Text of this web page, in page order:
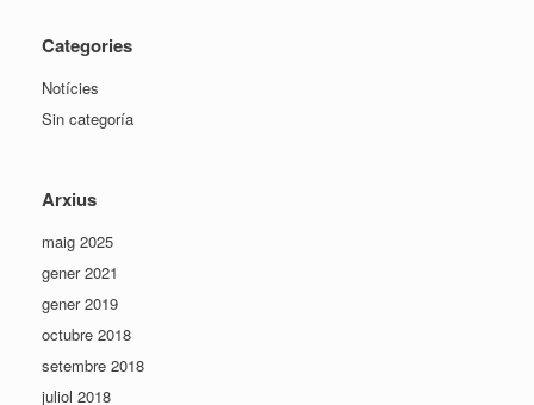
Categories
Notícies
Sin categoría
Arxius
maig 2025
gener 2021
gener 2019
octubre 2018
setembre 2018
juliol 2018